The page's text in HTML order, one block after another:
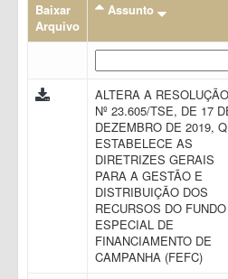
Baixar
Arquivo
Assunto
ALTERA A RESOLUÇÃO
Nº 23.605/TSE, DE 17
DEZEMBRO DE 2019,
ESTABELECE AS
DIRETRIZES GERAIS
PARA A GESTÃO E
DISTRIBUIÇÃO DOS
RECURSOS DO FUNDO
ESPECIAL DE
FINANCIAMENTO DE
CAMPANHA (FEFC)